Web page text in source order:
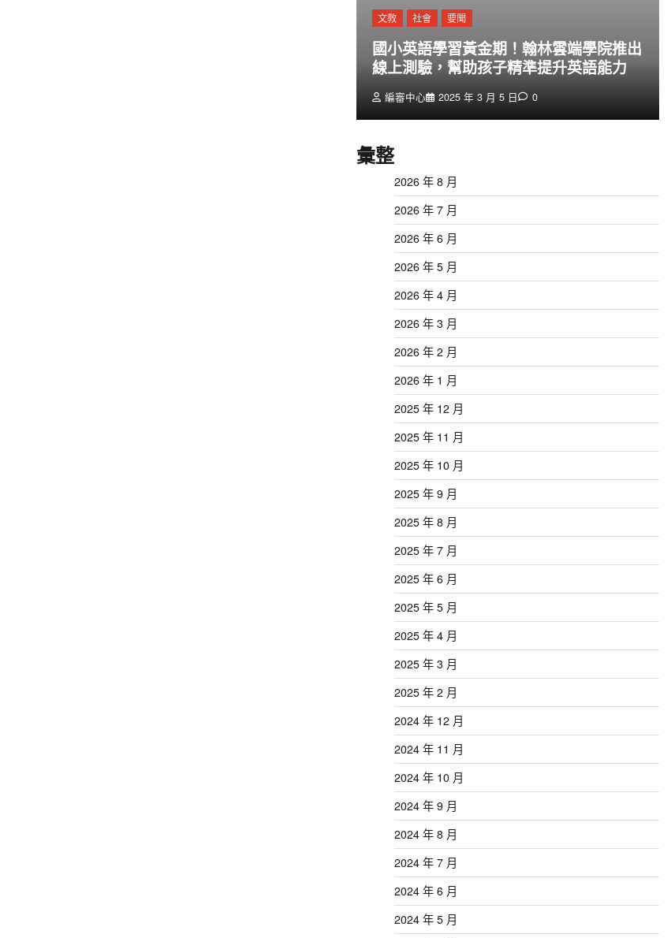
文教 社會 要聞
國小英語學習黃金期！翰林雲端學院推出
線上測驗，幫助孩子精準提升英語能力
編審中心 2025 年 3 月 5 日 0
彙整
2026 年 8 月
2026 年 7 月
2026 年 6 月
2026 年 5 月
2026 年 4 月
2026 年 3 月
2026 年 2 月
2026 年 1 月
2025 年 12 月
2025 年 11 月
2025 年 10 月
2025 年 9 月
2025 年 8 月
2025 年 7 月
2025 年 6 月
2025 年 5 月
2025 年 4 月
2025 年 3 月
2025 年 2 月
2024 年 12 月
2024 年 11 月
2024 年 10 月
2024 年 9 月
2024 年 8 月
2024 年 7 月
2024 年 6 月
2024 年 5 月